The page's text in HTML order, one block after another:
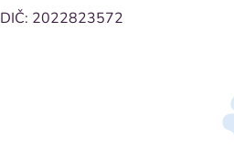
DIČ: 2022823572